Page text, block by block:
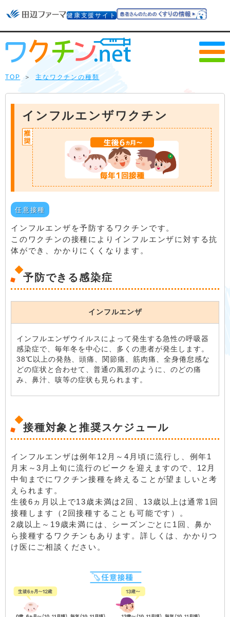
健康支援サイト
TOP ＞ 主なワクチンの種類
インフルエンザワクチン
任意接種
インフルエンザを予防するワクチンです。
このワクチンの接種によりインフルエンザに対する抗
体ができ、かかりにくくなります。
予防できる感染症
インフルエンザ
インフルエンザウイルスによって発生する急性の呼吸器
感染症で、毎年冬を中心に、多くの患者が発生します。
38℃以上の発熱、頭痛、関節痛、筋肉痛、全身倦怠感な
どの症状と合わせて、普通の風邪のように、のどの痛
み、鼻汁、咳等の症状も見られます。
接種対象と推奨スケジュール
インフルエンザは例年12月～4月頃に流行し、例年1
月末～3月上旬に流行のピークを迎えますので、12月
中旬までにワクチン接種を終えることが望ましいと考
えられます。
生後6ヵ月以上で13歳未満は2回、13歳以上は通常1回
接種します（2回接種することも可能です）。
2歳以上～19歳未満には、シーズンごとに1回、鼻か
ら接種するワクチンもあります。詳しくは、かかりつ
け医にご相談ください。